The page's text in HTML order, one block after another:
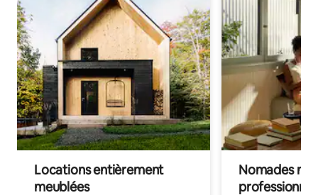
Locations entièrement
meublées
Nomades